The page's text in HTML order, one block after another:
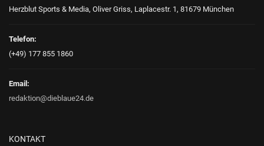
Herzblut Sports & Media, Oliver Griss, Laplacestr. 1, 81679 München
Telefon:
(+49) 177 855 1860
Email:
redaktion@dieblaue24.de
KONTAKT